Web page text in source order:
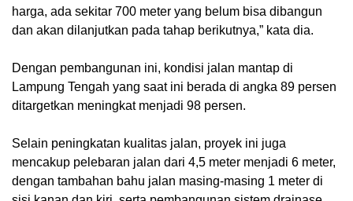
harga, ada sekitar 700 meter yang belum bisa dibangun
dan akan dilanjutkan pada tahap berikutnya,” kata dia.
Dengan pembangunan ini, kondisi jalan mantap di
Lampung Tengah yang saat ini berada di angka 89 persen
ditargetkan meningkat menjadi 98 persen.
Selain peningkatan kualitas jalan, proyek ini juga
mencakup pelebaran jalan dari 4,5 meter menjadi 6 meter,
dengan tambahan bahu jalan masing-masing 1 meter di